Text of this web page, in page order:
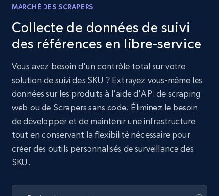
MARCHÉ DES SCRAPERS
Collecte de données de suivi
des références en libre-service
Vous avez besoin d'un contrôle total sur votre
solution de suivi des SKU ? Extrayez vous-même les
données sur les produits à l'aide d'API de scraping
web ou de Scrapers sans code. Éliminez le besoin
de développer et de maintenir une infrastructure
tout en conservant la flexibilité nécessaire pour
créer des outils personnalisés de surveillance des
SKU.